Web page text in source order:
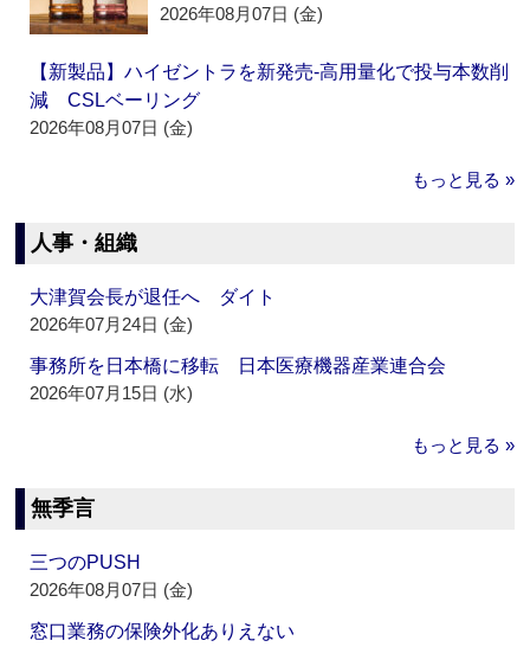
2026年08月07日 (金)
【新製品】ハイゼントラを新発売‐高用量化で投与本数削
減 CSLベーリング
2026年08月07日 (金)
もっと見る »
人事・組織
大津賀会長が退任へ ダイト
2026年07月24日 (金)
事務所を日本橋に移転 日本医療機器産業連合会
2026年07月15日 (水)
もっと見る »
無季言
三つのPUSH
2026年08月07日 (金)
窓口業務の保険外化ありえない